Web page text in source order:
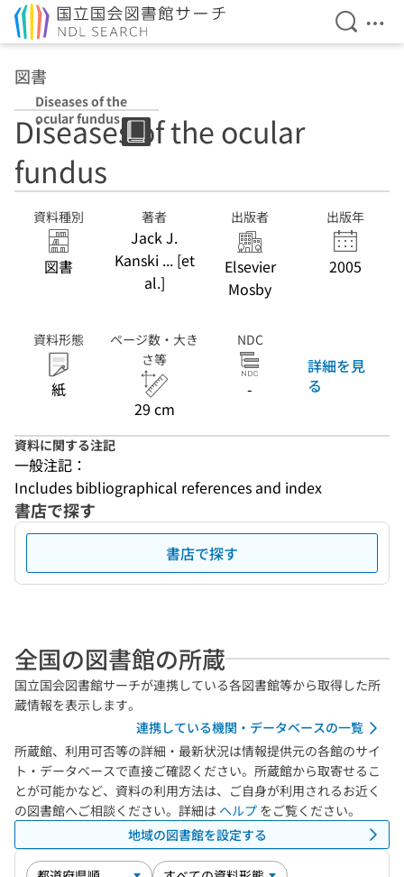
検索を
メ
図書
Diseases of the
ocular fundus
Diseases of the ocular
fundus
資料種別
図書
著者
Jack J.
Kanski ... [et
al.]
出版者
Elsevier
Mosby
出版年
2005
資料形態
紙
ページ数・大き
さ等
29 cm
NDC
-
詳細を見
る
資料に関する注記
一般注記：
Includes bibliographical references and index
書店で探す
書店で探す
全国の図書館の所蔵
国立国会図書館サーチが連携している各図書館等から取得した所
蔵情報を表示します。
連携している機関・データベースの一覧
所蔵館、利用可否等の詳細・最新状況は情報提供元の各館のサイ
ト・データベースで直接ご確認ください。所蔵館から取寄せるこ
とが可能かなど、資料の利用方法は、ご自身が利用されるお近く
の図書館へご相談ください。詳細は ヘルプ をご覧ください。
地域の図書館を設定する